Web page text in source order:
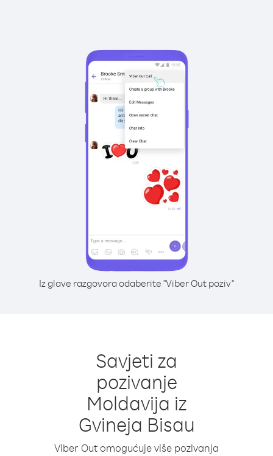
Iz glave razgovora odaberite "Viber Out poziv"
Savjeti za
pozivanje
Moldavija iz
Gvineja Bisau
Viber Out omogućuje više pozivanja